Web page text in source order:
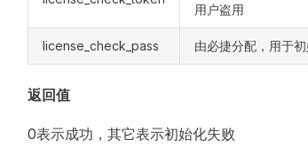
用户盗用
license_check_pass 由必捷分配，用于
返回值
0表示成功，其它表示初始化失败